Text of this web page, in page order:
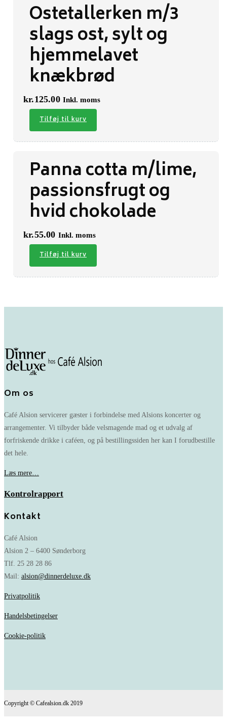
Ostetallerken m/3
slags ost, sylt og
hjemmelavet
knækbrød
kr.125.00 Inkl. moms
Tilføj til kurv
Panna cotta m/lime,
passionsfrugt og
hvid chokolade
kr.55.00 Inkl. moms
Tilføj til kurv
Om os
Café Alsion servicerer gæster i forbindelse med Alsions koncerter og
arrangementer. Vi tilbyder både velsmagende mad og et udvalg af
forfriskende drikke i caféen, og på bestillingssiden her kan I forudbestille
det hele.
Læs mere…
Kontrolrapport
Kontakt
Café Alsion
Alsion 2 – 6400 Sønderborg
Tlf. 25 28 28 86
Mail: alsion@dinnerdeluxe.dk
Privatpolitik
Handelsbetingelser
Cookie-politik
Copyright © Cafealsion.dk 2019